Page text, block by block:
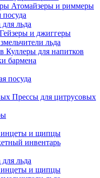
Атомайзеры и риммеры
посуда
льда
Гейзеры и джиггеры
льда
Куллеры для напитков
бармена
посуда
Прессы для цитрусовых
и щипцы
инвентарь
льда
и щипцы